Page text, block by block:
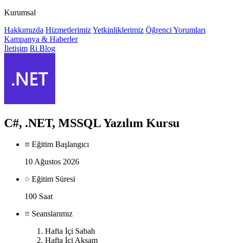
Kurumsal
Hakkımızda HizmetlerimizYetkinliklerimiz Öğrenci Yorumları
Kampanya & Haberler
İletişim Ri Blog
C#, .NET, MSSQL Yazılım Kursu
Eğitim Başlangıcı
10 Ağustos 2026
Eğitim Süresi
100 Saat
Seanslarımız
Hafta İçi Sabah
Hafta İçi Akşam